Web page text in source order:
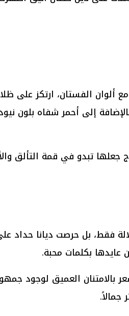
ألوان الفستان، ارتكز على
إلى أحمر شفاه بلون
جعلها تبدو في قمة التألق
فقط، بل حرصت ديانا حداد
بكلمات محبة.
بالامتنان العميق لوجود